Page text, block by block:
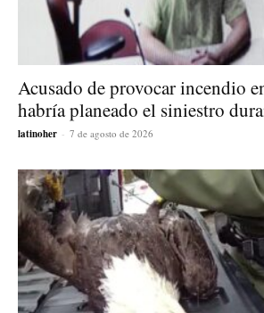
Acusado de provocar incendio
habría planeado el siniestro
latinoher - 7 de agosto de 2026